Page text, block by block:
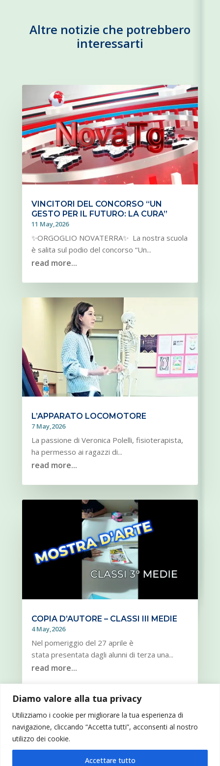
Diamo valore alla tua privacy
Utilizziamo i cookie per migliorare la tua esperienza di
navigazione, cliccando “Accetta tutti”, acconsenti al nostro
utilizzo dei cookie.
Accettare tutto
Altre notizie che potrebbero
interessarti
VINCITORI DEL CONCORSO “UN
GESTO PER IL FUTURO: LA CURA”
11 May,2026
✨ORGOGLIO NOVATERRA✨ La nostra scuola
è salita sul podio del concorso “Un...
read more...
L’APPARATO LOCOMOTORE
7 May,2026
La passione di Veronica Polelli, fisioterapista,
ha permesso ai ragazzi di...
read more...
COPIA D’AUTORE – CLASSI III MEDIE
4 May,2026
Nel pomeriggio del 27 aprile è
stata presentata dagli alunni di terza una...
read more...